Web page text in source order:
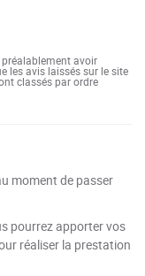
avoir
les avis laissés sur le site
classés par ordre
moment de passer
pourrez apporter vos
réaliser la prestation